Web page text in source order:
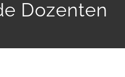
Dozenten